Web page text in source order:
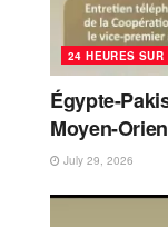
24 HEURES SUR
Égypte-
Moyen-
July 29, 2026